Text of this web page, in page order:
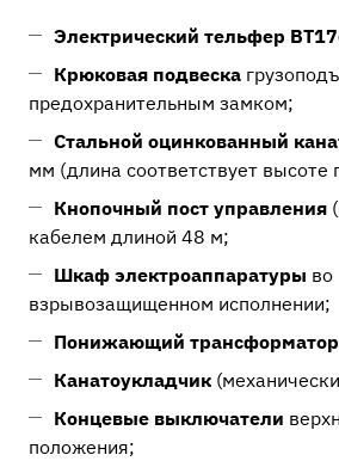
Электрический тельфер
Крюковая подвеска
предохранительным замком;
Стальной оцинкованный
мм (длина соответствует
Кнопочный пост управления
кабелем длиной 48 м;
Шкаф электроаппаратуры во
взрывозащищенном исполнении;
Понижающий трансформатор
Канатоукладчик
Концевые выключатели
положения;